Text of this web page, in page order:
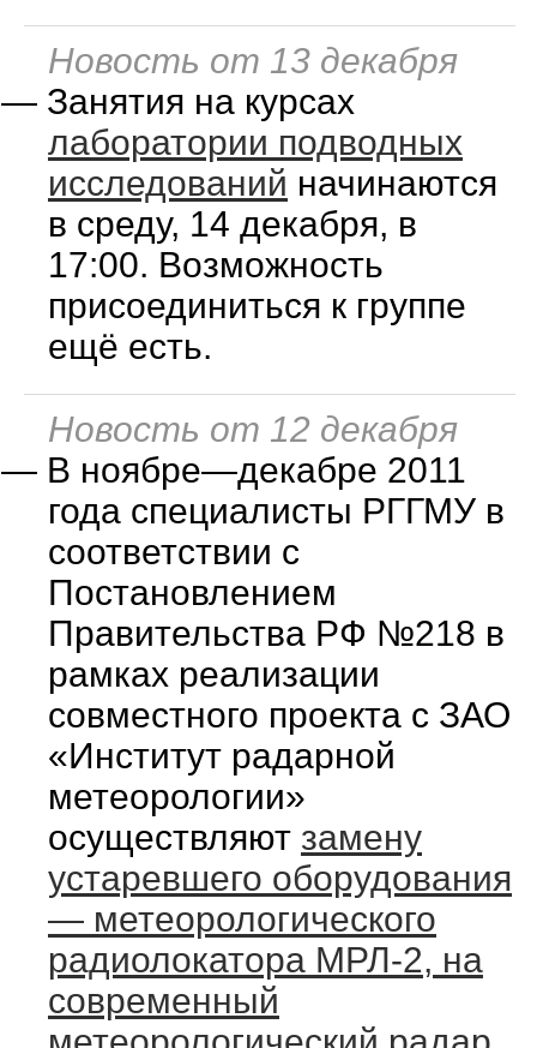
Новость от 13 декабря
— Занятия на курсах
лаборатории подводных
исследований начинаются
в среду, 14 декабря, в
17:00. Возможность
присоединиться к группе
ещё есть.
Новость от 12 декабря
— В ноябре—декабре 2011
года специалисты РГГМУ в
соответствии с
Постановлением
Правительства РФ №218 в
рамках реализации
совместного проекта с ЗАО
«Институт радарной
метеорологии»
осуществляют замену
устаревшего оборудования
— метеорологического
радиолокатора МРЛ-2, на
современный